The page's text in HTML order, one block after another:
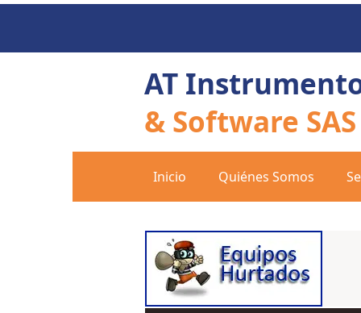
AT
& Software SAS
Inicio Quiénes Somos